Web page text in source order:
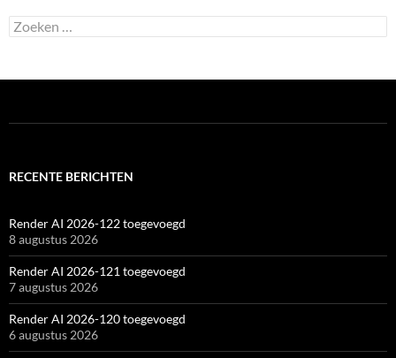
Zoeken
naar:
RECENTE BERICHTEN
Render AI 2026-122 toegevoegd
8 augustus 2026
Render AI 2026-121 toegevoegd
7 augustus 2026
Render AI 2026-120 toegevoegd
6 augustus 2026